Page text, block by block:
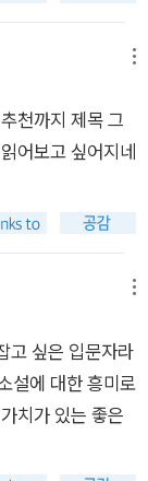
『미스터리 가이
방향을 알려주
코트해줄 것이
천까지 제목 그
어보고 싶어지네
고 싶은 입문자라
설에 대한 흥미로
치가 있는 좋은